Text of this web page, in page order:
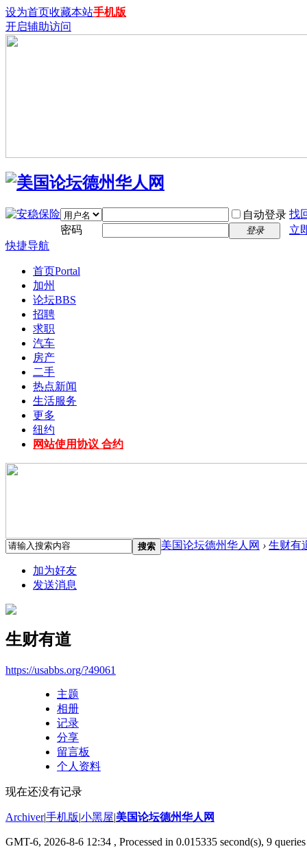
设为首页收藏本站手机版
开启辅助访问
自动登录 找
密码
登录
立
快捷导航
首页Portal
加州
论坛BBS
招聘
求职
汽车
房产
二手
热点新闻
生活服务
更多
纽约
网站使用协议 合约
搜索 美国论坛德州华人网 › 生财有
加为好友
发送消息
生财有道
https://usabbs.org/?49061
主题
相册
记录
分享
留言板
个人资料
现在还没有记录
Archiver|手机版|小黑屋|美国论坛德州华人网
GMT-6, 2026-8-6 12:34 , Processed in 0.015335 second(s), 9